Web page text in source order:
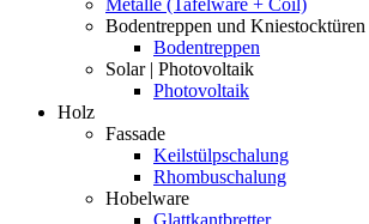
Metalle (Tafelware + Coil)
Bodentreppen und Kniestocktüren
Bodentreppen
Solar | Photovoltaik
Photovoltaik
Holz
Fassade
Keilstülpschalung
Rhombuschalung
Hobelware